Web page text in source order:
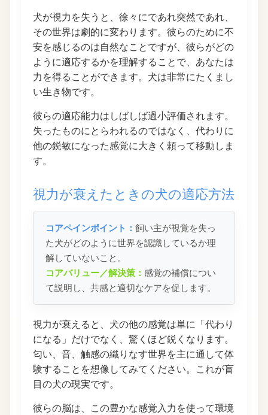
犬が視力を失うと、徐々にであれ突然であれ、
その世界は劇的に変わります。彼らのために不
安を感じるのは自然なことですが、彼らがどの
ように適応するかを理解することで、あなたは
力を得ることができます。犬は非常にたくまし
い生き物です。
彼らの適応能力はしばしば過小評価されます。
失ったものにとらわれるのではなく、代わりに
他の鋭敏になった感覚に大きく頼って移動しま
す。
視力が衰えたときの犬の適応方法
コアペインポイント： 飼い主が視覚を失っ
た犬がどのように世界を認識しているか理
解していないこと。
コアバリュー／解決策： 感覚の補償につい
て説明し、共感と適切なケアを促します。
視力が衰えると、犬の他の感覚は単に「代わり
になる」だけでなく、驚くほど鋭くなります。
匂い、音、触感の織りなす世界を主に通して体
験することを想像してみてください。これが盲
目の犬の現実です。
彼らの脳は、この豊かな感覚入力を使って環境